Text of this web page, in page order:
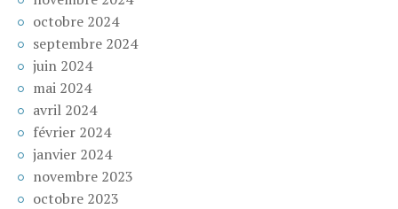
octobre 2024
septembre 2024
juin 2024
mai 2024
avril 2024
février 2024
janvier 2024
novembre 2023
octobre 2023